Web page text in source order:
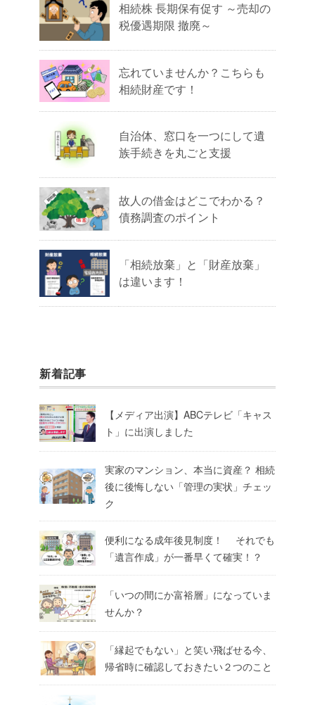
相続株 長期保有促す ～売却の
税優遇期限 撤廃～
忘れていませんか？こちらも
相続財産です！
自治体、窓口を一つにして遺
族手続きを丸ごと支援
故人の借金はどこでわかる？
債務調査のポイント
「相続放棄」と「財産放棄」
は違います！
新着記事
【メディア出演】ABCテレビ「キャス
ト」に出演しました
実家のマンション、本当に資産？ 相続
後に後悔しない「管理の実状」チェッ
ク
便利になる成年後見制度！ それでも
「遺言作成」が一番早くて確実！？
「いつの間にか富裕層」になっていま
せんか？
「縁起でもない」と笑い飛ばせる今、
帰省時に確認しておきたい２つのこと